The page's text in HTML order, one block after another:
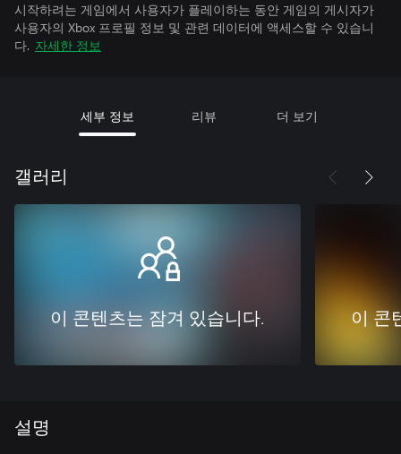
시작하려는 게임에서 사용자가 플레이하는 동안 게임의 게시자가
사용자의 Xbox 프로필 정보 및 관련 데이터에 액세스할 수 있습니
다. 자세한 정보
세부 정보 리뷰 더 보기
갤러리
이 콘텐츠는 잠겨 있습니다. 이 콘
설명